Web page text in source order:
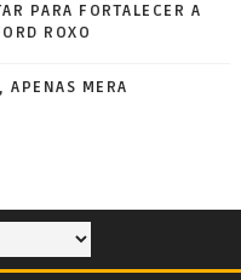
PARA FORTALECER A
ROXO
APENAS MERA